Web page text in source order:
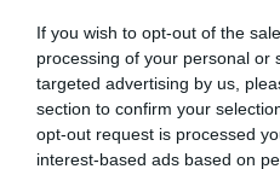
If you wish to opt-out of the
processing of your personal or
targeted advertising by us,
section to confirm your
opt-out request is processed
interest-based ads based on